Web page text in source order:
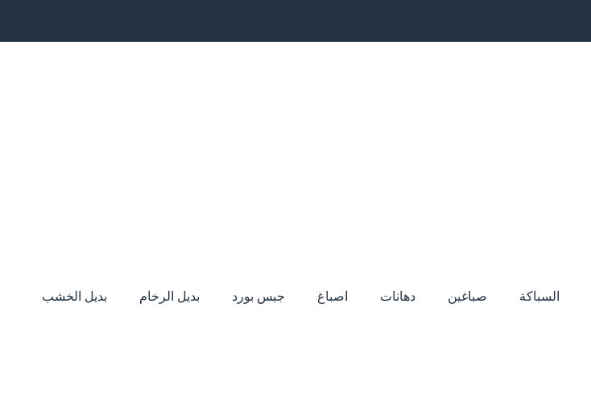
السباكة صباغين دهانات اصباغ جبس بورد بديل الرخام بديل الخشب